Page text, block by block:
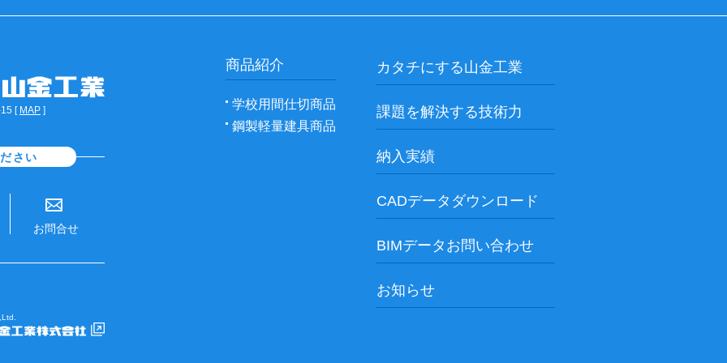
[ MAP ]
さい
お問合せ
商品紹介
学校用間仕切商品
鋼製軽量建具商品
カタチにする山金工業
課題を解決する技術力
納入実績
CADデータダウンロード
BIMデータお問い合わせ
お知らせ